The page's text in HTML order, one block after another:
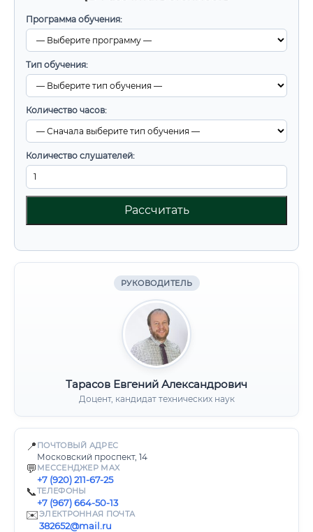
Программа обучения:
Тип обучения:
Количество часов:
Количество слушателей:
Рассчитать
РУКОВОДИТЕЛЬ
Тарасов Евгений Александрович
Доцент, кандидат технических наук
📍 ПОЧТОВЫЙ АДРЕС
Московский проспект, 14
💬 МЕССЕНДЖЕР MAX
+7 (920) 211-67-25
📞ТЕЛЕФОНЫ
+7 (967) 664-50-13
✉️ЭЛЕКТРОННАЯ ПОЧТА
382652@mail.ru